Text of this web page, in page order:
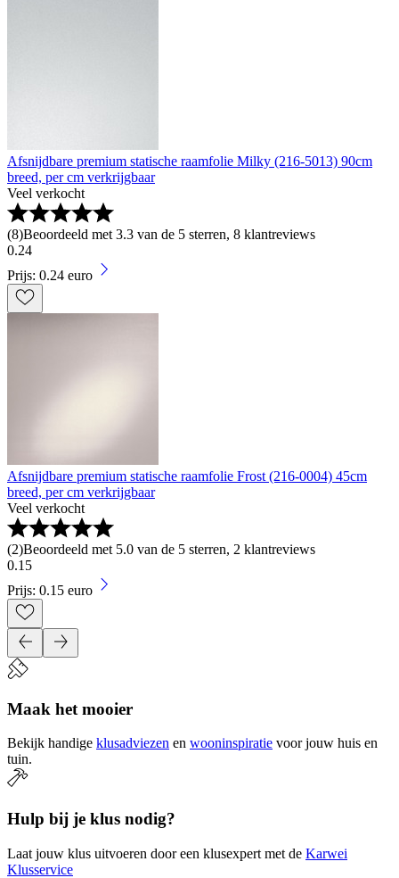
Afsnijdbare premium statische raamfolie Milky (216-5013) 90cm
breed, per cm verkrijgbaar
Veel verkocht
(8)Beoordeeld met 3.3 van de 5 sterren, 8 klantreviews
0.24
Prijs: 0.24 euro
Afsnijdbare premium statische raamfolie Frost (216-0004) 45cm
breed, per cm verkrijgbaar
Veel verkocht
(2)Beoordeeld met 5.0 van de 5 sterren, 2 klantreviews
0.15
Prijs: 0.15 euro
Maak het mooier
Bekijk handige klusadviezen en wooninspiratie voor jouw huis en
tuin.
Hulp bij je klus nodig?
Laat jouw klus uitvoeren door een klusexpert met de Karwei
Klusservice